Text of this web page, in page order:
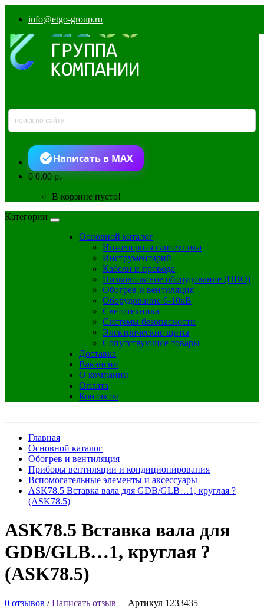
info@etgo-group.ru
Написать в MAX
00.00 р.
В корзине пусто!
Категории
Основной каталог
Инженерная сантехника
Инструментарий
Кабели и провода
Низковольтное оборудование (НВО)
Обогрев и вентиляция
Оборудование 6-10кВ
Светотехника
Системы безопасности
Электрические щиты
Сопутствующие товары
Доставка
Вакансии
О компании
Оплата
Контакты
Главная
Основной каталог
Обогрев и вентиляция
Приборы вентиляции и кондиционирования
Вспомогательные элементы и аксессуары
ASK78.5 Вставка вала для GDB/GLB…1, круглая ?
(ASK78.5)
ASK78.5 Вставка вала для
GDB/GLB…1, круглая ?
(ASK78.5)
0 отзывов /Написать отзыв Артикул 1233435